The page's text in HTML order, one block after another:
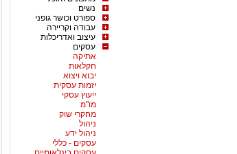
נשים
ספורט וכושר גופני
עבודה וקריירה
עיצוב ואדריכלות
עסקים
אתיקה
חקלאות
יבוא ויצוא
יזמות עסקית
ייעוץ עסקי
מו"מ
מחקרי שוק
ניהול
ניהול ידע
עסקים - כללי